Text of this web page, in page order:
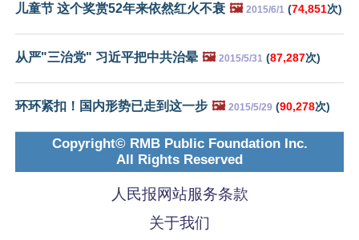
儿童节 这个奖赏52年来依然红火不衰 🖼️ 2015/6/1 (74,851次)
从严"三治党" 习近平把中共治晕 🖼️ 2015/5/31 (87,287次)
环环紧扣！国内形势已走到这一步 🖼️ 2015/5/29 (90,278次)
Copyright© RMB Public Foundation Inc.
All Rights Reserved
人民报网站服务条款
关于我们